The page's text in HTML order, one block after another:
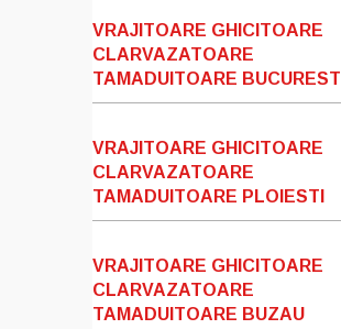
VRAJITOARE GHICITOARE
CLARVAZATOARE
TAMADUITOARE BUCURESTI
VRAJITOARE GHICITOARE
CLARVAZATOARE
TAMADUITOARE PLOIESTI
VRAJITOARE GHICITOARE
CLARVAZATOARE
TAMADUITOARE BUZAU